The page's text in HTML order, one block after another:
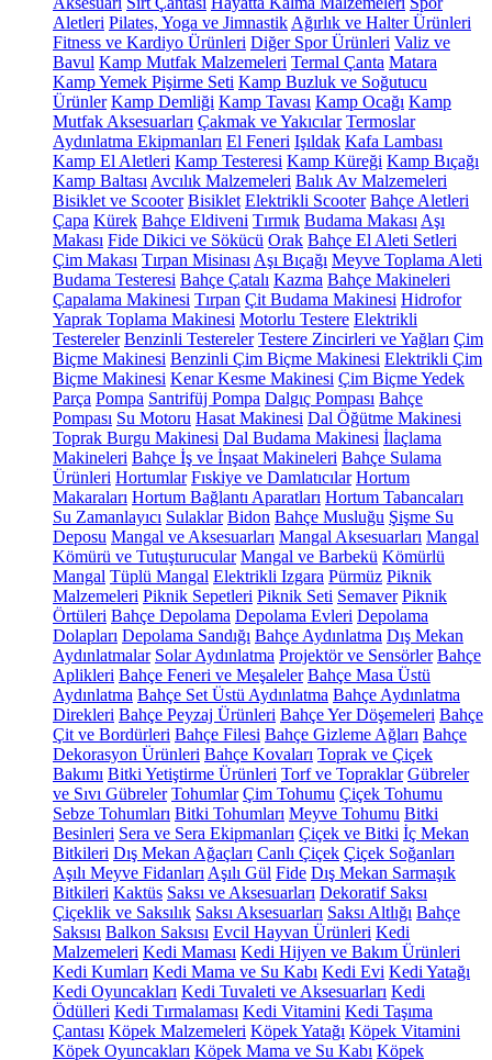
Aletleri Pilates, Yoga ve Jimnastik Ağırlık ve Halter Ürünleri
Fitness ve Kardiyo Ürünleri Diğer Spor Ürünleri Valiz ve
Bavul Kamp Mutfak Malzemeleri Termal Çanta Matara
Kamp Yemek Pişirme Seti Kamp Buzluk ve Soğutucu
Ürünler Kamp Demliği Kamp Tavası Kamp Ocağı Kamp
Mutfak Aksesuarları Çakmak ve Yakıcılar Termoslar
Aydınlatma Ekipmanları El Feneri Işıldak Kafa Lambası
Kamp El Aletleri Kamp Testeresi Kamp Küreği Kamp Bıçağı
Kamp Baltası Avcılık Malzemeleri Balık Av Malzemeleri
Bisiklet ve Scooter Bisiklet Elektrikli Scooter Bahçe Aletleri
Çapa Kürek Bahçe Eldiveni Tırmık Budama Makası Aşı
Makası Fide Dikici ve Sökücü Orak Bahçe El Aleti Setleri
Çim Makası Tırpan Misinası Aşı Bıçağı Meyve Toplama Aleti
Budama Testeresi Bahçe Çatalı Kazma Bahçe Makineleri
Çapalama Makinesi Tırpan Çit Budama Makinesi Hidrofor
Yaprak Toplama Makinesi Motorlu Testere Elektrikli
Testereler Benzinli Testereler Testere Zincirleri ve Yağları Çim
Biçme Makinesi Benzinli Çim Biçme Makinesi Elektrikli Çim
Biçme Makinesi Kenar Kesme Makinesi Çim Biçme Yedek
Parça Pompa Santrifüj Pompa Dalgıç Pompası Bahçe
Pompası Su Motoru Hasat Makinesi Dal Öğütme Makinesi
Toprak Burgu Makinesi Dal Budama Makinesi İlaçlama
Makineleri Bahçe İş ve İnşaat Makineleri Bahçe Sulama
Ürünleri Hortumlar Fıskiye ve Damlatıcılar Hortum
Makaraları Hortum Bağlantı Aparatları Hortum Tabancaları
Su Zamanlayıcı Sulaklar Bidon Bahçe Musluğu Şişme Su
Deposu Mangal ve Aksesuarları Mangal Aksesuarları Mangal
Kömürü ve Tutuşturucular Mangal ve Barbekü Kömürlü
Mangal Tüplü Mangal Elektrikli Izgara Pürmüz Piknik
Malzemeleri Piknik Sepetleri Piknik Seti Semaver Piknik
Örtüleri Bahçe Depolama Depolama Evleri Depolama
Dolapları Depolama Sandığı Bahçe Aydınlatma Dış Mekan
Aydınlatmalar Solar Aydınlatma Projektör ve Sensörler Bahçe
Aplikleri Bahçe Feneri ve Meşaleler Bahçe Masa Üstü
Aydınlatma Bahçe Set Üstü Aydınlatma Bahçe Aydınlatma
Direkleri Bahçe Peyzaj Ürünleri Bahçe Yer Döşemeleri Bahçe
Çit ve Bordürleri Bahçe Filesi Bahçe Gizleme Ağları Bahçe
Dekorasyon Ürünleri Bahçe Kovaları Toprak ve Çiçek
Bakımı Bitki Yetiştirme Ürünleri Torf ve Topraklar Gübreler
ve Sıvı Gübreler Tohumlar Çim Tohumu Çiçek Tohumu
Sebze Tohumları Bitki Tohumları Meyve Tohumu Bitki
Besinleri Sera ve Sera Ekipmanları Çiçek ve Bitki İç Mekan
Bitkileri Dış Mekan Ağaçları Canlı Çiçek Çiçek Soğanları
Aşılı Meyve Fidanları Aşılı Gül Fide Dış Mekan Sarmaşık
Bitkileri Kaktüs Saksı ve Aksesuarları Dekoratif Saksı
Çiçeklik ve Saksılık Saksı Aksesuarları Saksı Altlığı Bahçe
Saksısı Balkon Saksısı Evcil Hayvan Ürünleri Kedi
Malzemeleri Kedi Maması Kedi Hijyen ve Bakım Ürünleri
Kedi Kumları Kedi Mama ve Su Kabı Kedi Evi Kedi Yatağı
Kedi Oyuncakları Kedi Tuvaleti ve Aksesuarları Kedi
Ödülleri Kedi Tırmalaması Kedi Vitamini Kedi Taşıma
Çantası Köpek Malzemeleri Köpek Yatağı Köpek Vitamini
Köpek Oyuncakları Köpek Mama ve Su Kabı Köpek